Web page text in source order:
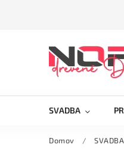
SVADBA
Domov / SVADBA